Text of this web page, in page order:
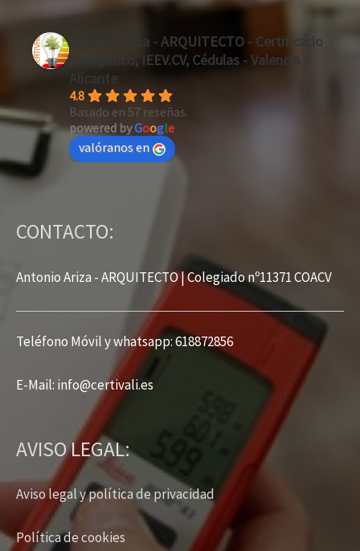
Antonio Ariza - ARQUITECTO - Certificado
Energetico, IEEV.CV, Cédulas - Valencia y
Alicante
4.8
Basado en 57 reseñas.
powered byGoogle
valóranos en
CONTACTO:
Antonio Ariza - ARQUITECTO | Colegiado nº11371 COACV
Teléfono Móvil y whatsapp: 618872856
E-Mail: info@certivali.es
AVISO LEGAL:
Aviso legal y política de privacidad
Política de cookies